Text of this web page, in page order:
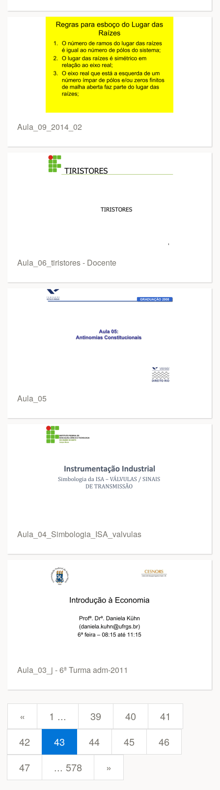
Aula_09_2014_02
Aula_06_tiristores - Docente
Aula_05
Aula_04_Simbologia_ISA_valvulas
Aula_03_j - 6ª Turma adm-2011
« 1 ... 39 40
41
42
43 44 45
46
47
... 578 »